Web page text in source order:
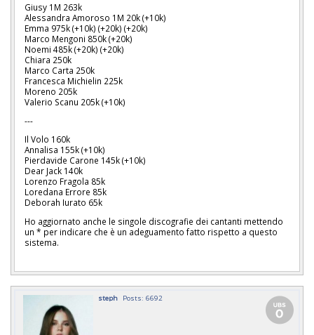
Giusy 1M 263k
Alessandra Amoroso 1M 20k (+10k)
Emma 975k (+10k) (+20k) (+20k)
Marco Mengoni 850k (+20k)
Noemi 485k (+20k) (+20k)
Chiara 250k
Marco Carta 250k
Francesca Michielin 225k
Moreno 205k
Valerio Scanu 205k (+10k)
---
Il Volo 160k
Annalisa 155k (+10k)
Pierdavide Carone 145k (+10k)
Dear Jack 140k
Lorenzo Fragola 85k
Loredana Errore 85k
Deborah Iurato 65k
Ho aggiornato anche le singole discografie dei cantanti mettendo
un * per indicare che è un adeguamento fatto rispetto a questo
sistema.
steph Posts: 6692